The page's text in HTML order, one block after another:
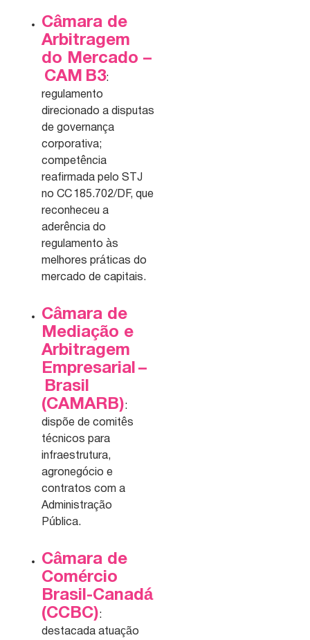
Câmara de
Arbitragem
do Mercado –
CAM B3:
regulamento
direcionado a disputas
de governança
corporativa;
competência
reafirmada pelo STJ
no CC 185.702/DF, que
reconheceu a
aderência do
regulamento às
melhores práticas do
mercado de capitais.
Câmara de
Mediação e
Arbitragem
Empresarial –
Brasil
(CAMARB):
dispõe de comitês
técnicos para
infraestrutura,
agronegócio e
contratos com a
Administração
Pública.
Câmara de
Comércio
Brasil-Canadá
(CCBC):
destacada atuação